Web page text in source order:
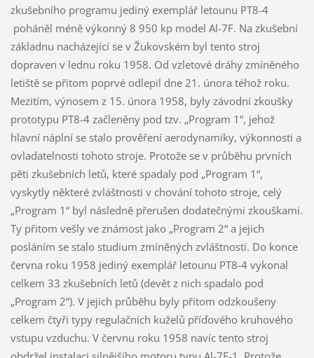
zkušebního programu jediný exemplář letounu PT8-4
poháněl méně výkonný 8 950 kp model Al-7F. Na zkušební
základnu nacházející se v Žukovském byl tento stroj
dopraven v lednu roku 1958. Od vzletové dráhy zmíněného
letiště se přitom poprvé odlepil dne 21. února téhož roku.
Mezitím, výnosem z 15. února 1958, byly závodní zkoušky
prototypu PT8-4 začleněny pod tzv. „Program 1“, jehož
hlavní náplní se stalo prověření aerodynamiky, výkonnosti a
ovladatelnosti tohoto stroje. Protože se v průběhu prvních
pěti zkušebních letů, které spadaly pod „Program 1“,
vyskytly některé zvláštnosti v chování tohoto stroje, celý
„Program 1“ byl následně přerušen dodatečnými zkouškami.
Ty přitom vešly ve známost jako „Program 2“ a jejich
posláním se stalo studium zmíněných zvláštností. Do konce
června roku 1958 jediný exemplář letounu PT8-4 vykonal
celkem 33 zkušebních letů (devět z nich spadalo pod
„Program 2“). V jejich průběhu byly přitom odzkoušeny
celkem čtyři typy regulačních kuželů příďového kruhového
vstupu vzduchu. V červnu roku 1958 navíc tento stroj